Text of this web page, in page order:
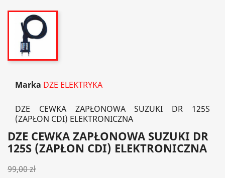
Marka DZE ELEKTRYKA
DZE CEWKA ZAPŁONOWA SUZUKI DR 125S
(ZAPŁON CDI) ELEKTRONICZNA
DZE CEWKA ZAPŁONOWA SUZUKI DR
125S (ZAPŁON CDI) ELEKTRONICZNA
99,00 zł